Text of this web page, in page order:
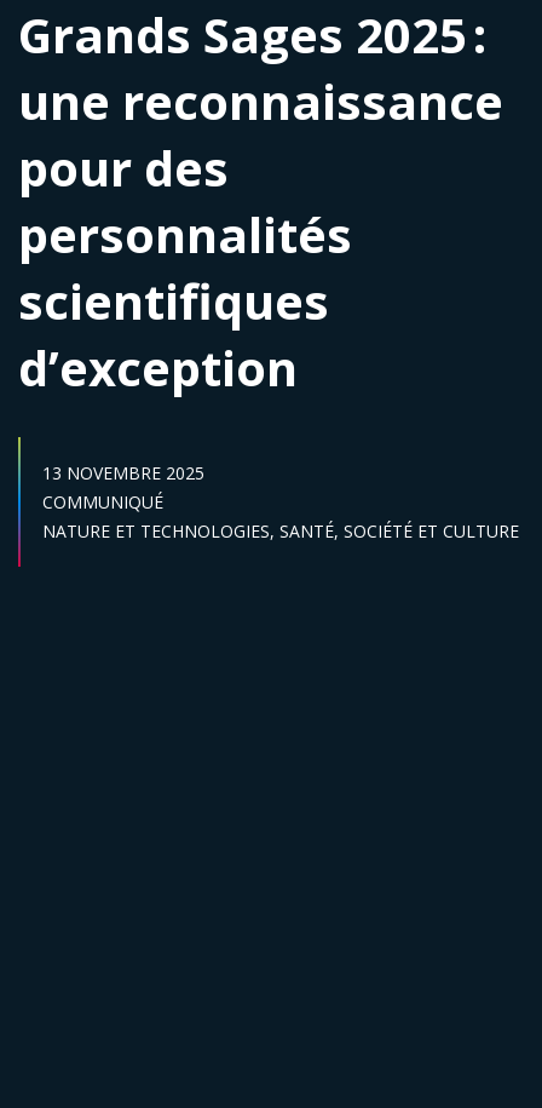
Grands Sages 2025 :
une reconnaissance
pour des
personnalités
scientifiques
d’exception
DATE DE PUBLICATION :
13 NOVEMBRE 2025
Catégories :
COMMUNIQUÉ
Secteur :
NATURE ET TECHNOLOGIES, SANTÉ, SOCIÉTÉ ET CULTURE